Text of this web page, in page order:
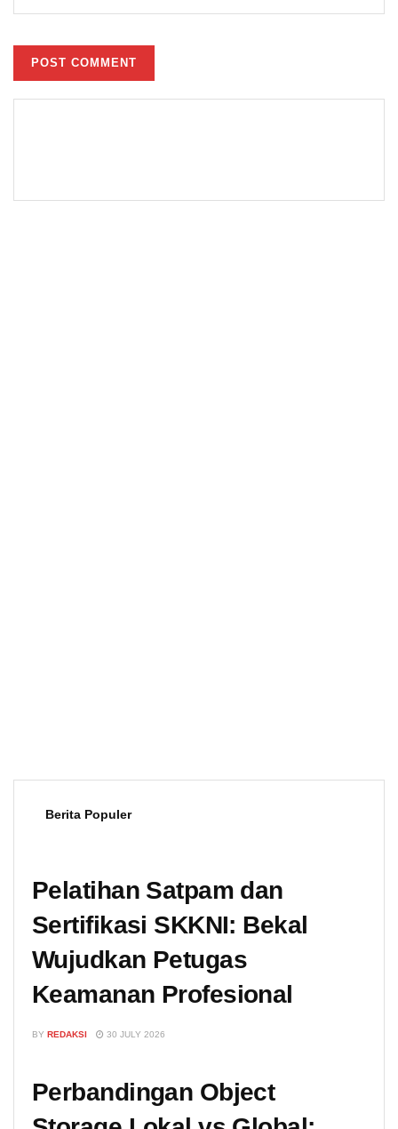
Berita Populer
Pelatihan Satpam dan
Sertifikasi SKKNI: Bekal
Wujudkan Petugas
Keamanan Profesional
BY REDAKSI 30 JULY 2026
Perbandingan Object